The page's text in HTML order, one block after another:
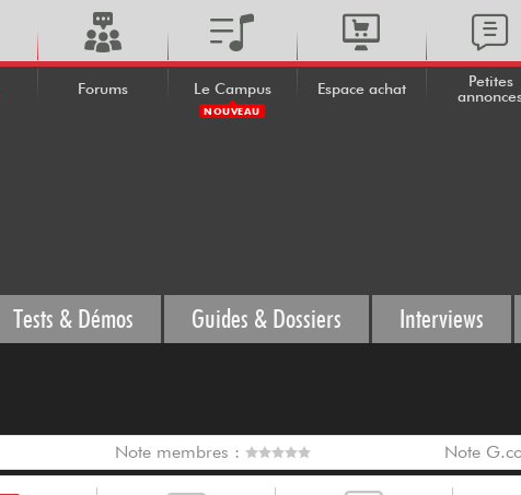
Forums Le Campus
NOUVEAU
Espace achat
Petites
Tests & Démos Guides & Dossiers Interviews
Note membres : Note